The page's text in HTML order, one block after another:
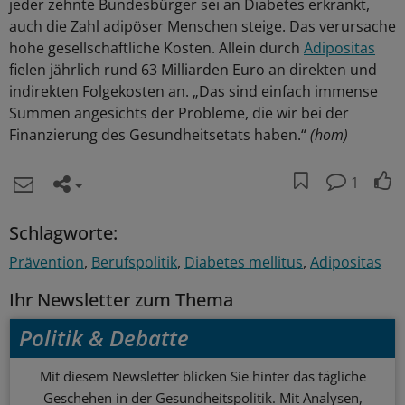
jeder zehnte Bundesbürger sei an Diabetes erkrankt,
auch die Zahl adipöser Menschen steige. Das verursache
hohe gesellschaftliche Kosten. Allein durch Adipositas
fielen jährlich rund 63 Milliarden Euro an direkten und
indirekten Folgekosten an. „Das sind einfach immense
Summen angesichts der Probleme, die wir bei der
Finanzierung des Gesundheitsetats haben.“(hom)
1
Schlagworte:
Prävention Berufspolitik Diabetes mellitus Adipositas
Ihr Newsletter zum Thema
Politik & Debatte
Mit diesem Newsletter blicken Sie hinter das tägliche
Geschehen in der Gesundheitspolitik. Mit Analysen,